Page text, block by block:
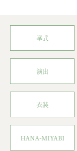
挙式
演出
衣装
HANA-MIYABI